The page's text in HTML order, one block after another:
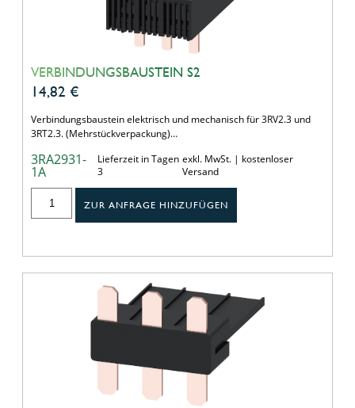
VERBINDUNGSBAUSTEIN S2
14,82 €
Verbindungsbaustein elektrisch und mechanisch für 3RV2.3 und
3RT2.3. (Mehrstückverpackung)…
3RA2931-
1A
Lieferzeit in Tagen
3
exkl. MwSt. | kostenloser
Versand
ZUR ANFRAGE HINZUFÜGEN